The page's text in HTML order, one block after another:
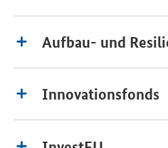
Aufbau- und
Innovationsfonds